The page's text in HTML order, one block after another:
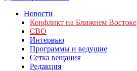
Новости
Конфликт на Ближнем Востоке
СВО
Интервью
Программы и ведущие
Сетка вещания
Редакция